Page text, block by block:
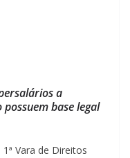
a
base legal
Vara de Direitos